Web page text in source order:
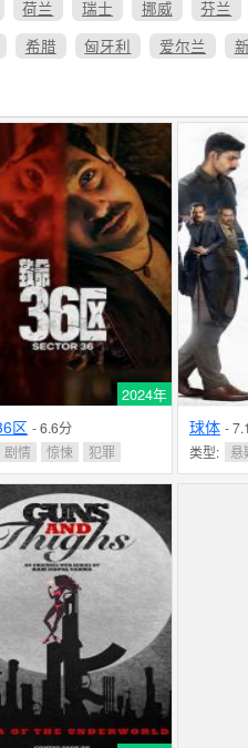
荷兰 瑞士 挪威 芬兰
希腊 匈牙利 爱尔兰
2024年
区 - 6.6分
剧情 惊悚 犯罪
球体 -
类型:
悬